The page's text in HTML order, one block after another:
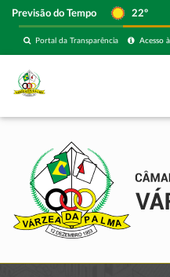
Previsão do Tempo 22º
Acesso
Portal da Transparência